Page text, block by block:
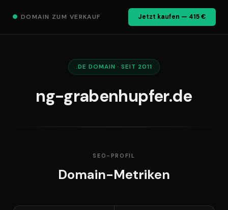
● DOMAIN ZUM VERKAUF Jetzt kaufen — 415 €
.DE DOMAIN · SEIT 2011
ng-grabenhupfer.de
SEO-PROFIL
Domain-Metriken